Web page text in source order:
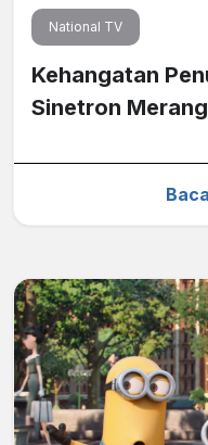
National TV
Kehangatan
Sinetron